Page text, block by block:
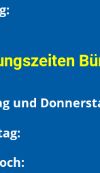
und
8:00 –
8:00